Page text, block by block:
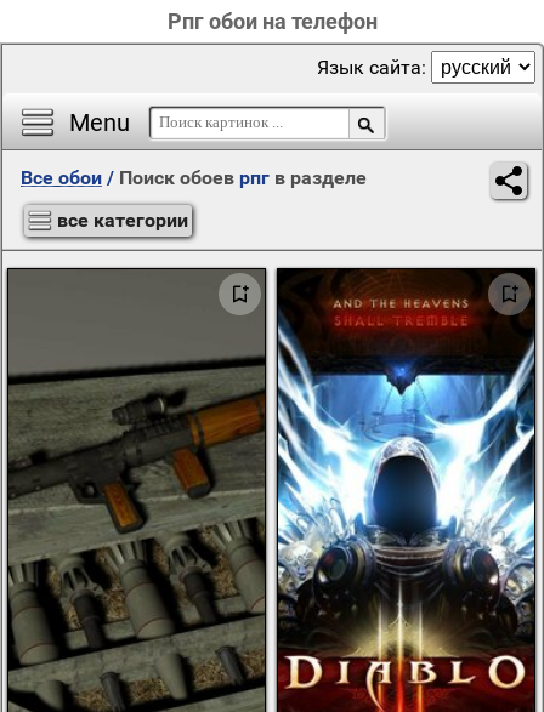
Рпг обои на телефон
Menu
Язык сайта:
Все обои / Поиск обоев рпг в разделе
все категории